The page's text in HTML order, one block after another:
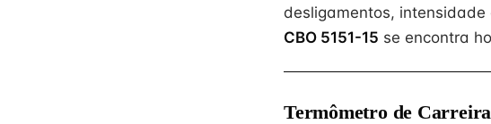
desligamentos,
CBO 5151-15 se encontra
Termômetro de Carreira